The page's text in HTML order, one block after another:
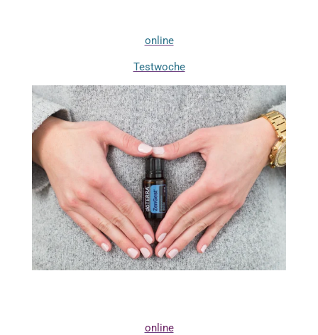
online
Testwoche
online